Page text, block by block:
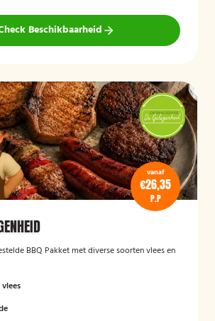
Beschikbaarheid
vanaf
€26,35
P.P
BBQ Pakket met diverse soorten vlees en